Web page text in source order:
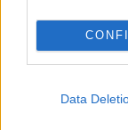
Data
Διαβάστε